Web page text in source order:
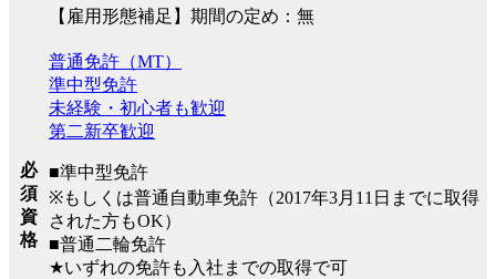
【雇用形態補足】期間の定め：無
必
須
資
格
普通免許（MT）
準中型免許
未経験・初心者も歓迎
第二新卒歓迎
■準中型免許
※もしくは普通自動車免許（2017年3月11日までに取得
された方もOK）
■普通二輪免許
★いずれの免許も入社までの取得で可